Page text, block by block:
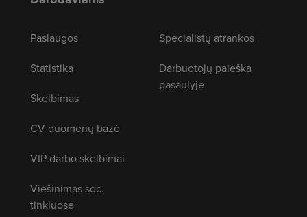
Paslaugos
Statistika
Skelbimas
CV duomenų bazė
VIP darbo skelbimai
Viešinimas soc.
tinkluose
Specialistų atrankos
Darbuotojų paieška
pasaulyje